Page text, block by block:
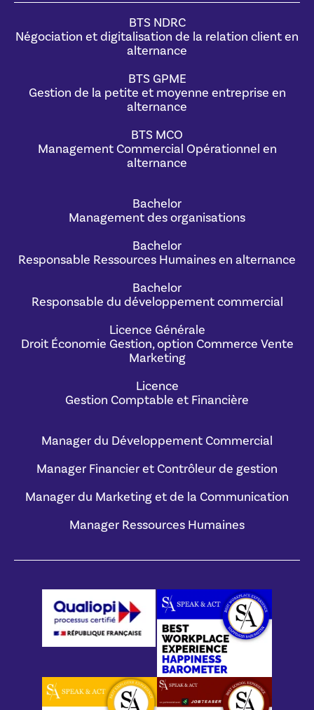
BTS NDRC
Négociation et digitalisation de la relation client en
alternance
BTS GPME
Gestion de la petite et moyenne entreprise en
alternance
BTS MCO
Management Commercial Opérationnel en
alternance
Bachelor
Management des organisations
Bachelor
Responsable Ressources Humaines en alternance
Bachelor
Responsable du développement commercial
Licence Générale
Droit Économie Gestion, option Commerce Vente
Marketing
Licence
Gestion Comptable et Financière
Manager du Développement Commercial
Manager Financier et Contrôleur de gestion
Manager du Marketing et de la Communication
Manager Ressources Humaines